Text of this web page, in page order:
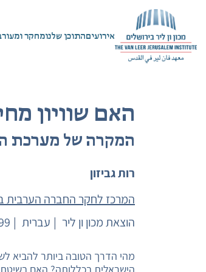
אירועיםהתוכן שלנומחקר
האם שוויון
המקרה של מערכת
רות גביזון
המרכז לחקר החברה הערבית
הוצאת מכון ון ליר
עברית
מהי הדרך הטובה ביותר להביא